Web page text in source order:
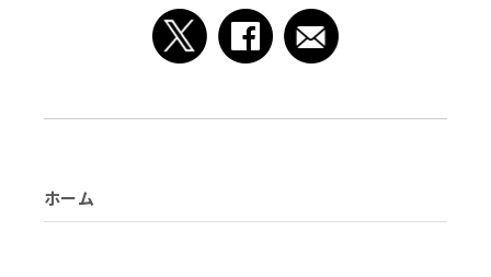
ホーム